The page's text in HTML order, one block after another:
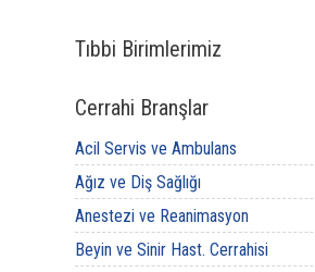
Tıbbi Birimlerimiz
Cerrahi Branşlar
Acil Servis ve Ambulans
Ağız ve Diş Sağlığı
Anestezi ve Reanimasyon
Beyin ve Sinir Hast. Cerrahisi